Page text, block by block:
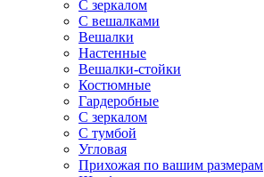
С зеркалом
С вешалками
Вешалки
Настенные
Вешалки-стойки
Костюмные
Гардеробные
С зеркалом
С тумбой
Угловая
Прихожая по вашим размерам